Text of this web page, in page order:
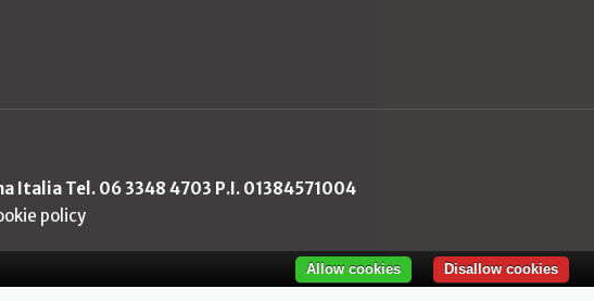
Italia Tel. 06 3348 4703 P.I. 01384571004
policy
Disallow cookies
Allow cookies